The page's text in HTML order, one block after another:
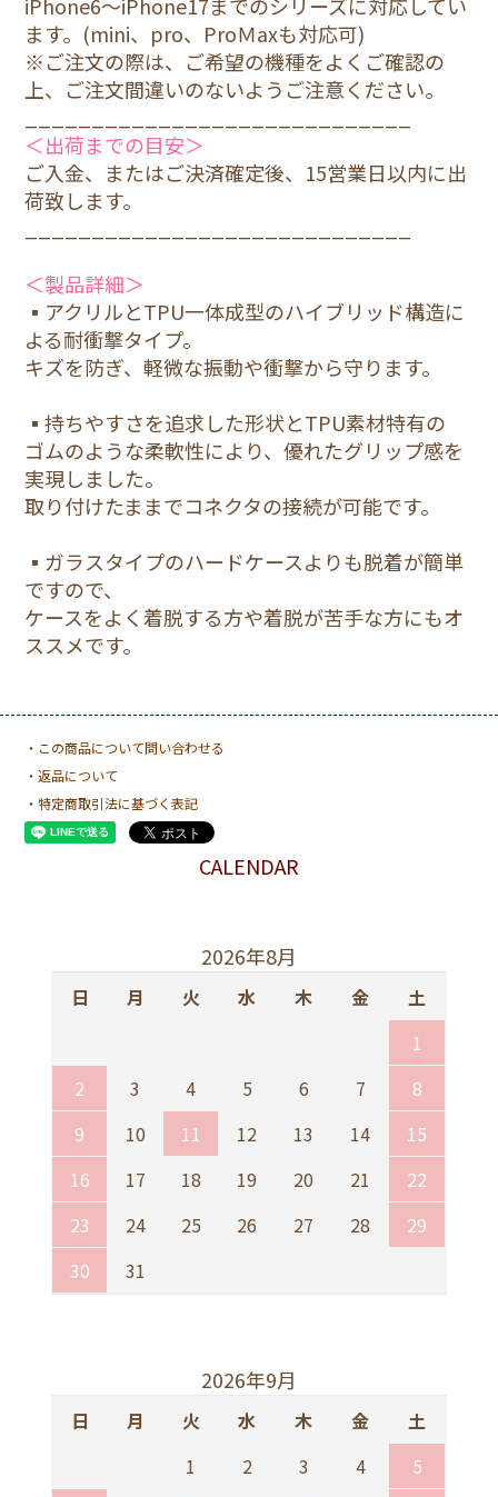
iPhone6～iPhone17までのシリーズに対応してい
ます。(mini、pro、ProＭaxも対応可)
※ご注文の際は、ご希望の機種をよくご確認の
上、ご注文間違いのないようご注意ください。
＜出荷までの目安＞
ご入金、またはご決済確定後、15営業日以内に出
荷致します。
＜製品詳細＞
▪アクリルとTPU一体成型のハイブリッド構造に
よる耐衝撃タイプ。
キズを防ぎ、軽微な振動や衝撃から守ります。
▪持ちやすさを追求した形状とTPU素材特有の
ゴムのような柔軟性により、優れたグリップ感を
実現しました。
取り付けたままでコネクタの接続が可能です。
▪ガラスタイプのハードケースよりも脱着が簡単
ですので、
ケースをよく着脱する方や着脱が苦手な方にもオ
ススメです。
・この商品について問い合わせる
・返品について
・特定商取引法に基づく表記
1.青
15
3,800円(税込)
1.青
15Pro
3,800円(税込)
1.青
3,800円(税込)
1.青
3,800円(税込)
1.青
16
1.青
16Pro
3,800円(税込)
1.青
16Plus
3,800円(税込)
1.青
3,800円(税込)
1.青
17
3,800円(税込)
1.青
17ProMax
3,800円(税込)
1.青
1.青
CALENDAR
2026年8月
日 月 火 水 木 金
土
1
2
3 4 5 6 7
8
9
10 11 12 13 14
15
16
17 18 19 20 21
22
23
24 25 26 27 28
29
30
31
2026年9月
日 月 火 水 木 金
土
1
2 3 4
5